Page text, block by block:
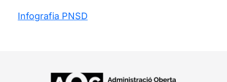
Infografia PNSD